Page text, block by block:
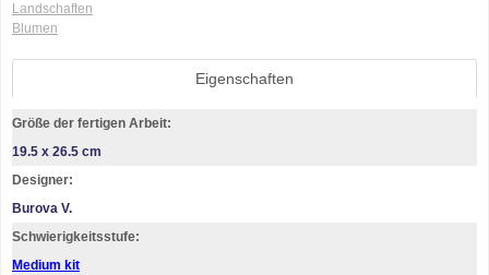
Landschaften
Blumen
Eigenschaften
Größe der fertigen Arbeit:
19.5 x 26.5 cm
Designer:
Burova V.
Schwierigkeitsstufe:
Medium kit